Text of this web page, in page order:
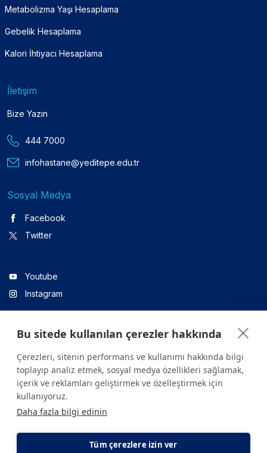
Metabolizma Yaşı Hesaplama
Gebelik Hesaplama
Kalori İhtiyacı Hesaplama
İletişim
Bize Yazın
444 7000
infohastane@yeditepe.edu.tr
Sosyal Medya
Facebook
Twitter
Youtube
Instagram
Linkedin
Sitede yer alan tüm içerikler yalnızca bilgilendirme amaçlıdır.
Sağlığınızla ilgili sorularınız için mutlaka doktoruza ya da bir sağlık
kuruluşuna başvurunuz.
Bu sitede kullanılan çerezler hakkında
Çerezleri, sitenin performans ve kullanımı hakkında bilgi
toplayıp analiz etmek, sosyal medya özellikleri sağlamak,
içerik ve reklamları geliştirmek ve özelleştirmek için
kullanıyoruz.
Daha fazla bilgi edinin
Tüm çerezlere izin ver